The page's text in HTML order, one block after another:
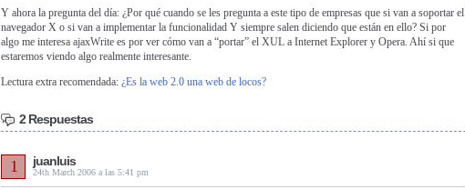
Y ahora la pregunta del día: ¿Por qué cuando se les pregunta a este tipo de empresas que si van a soportar el
navegador X o si van a implementar la funcionalidad Y siempre salen diciendo que están en ello? Si por
algo me interesa ajaxWrite es por ver cómo van a “portar” el XUL a Internet Explorer y Opera. Ahí si que
estaremos viendo algo realmente interesante.
Lectura extra recomendada: ¿Es la web 2.0 una web de locos?
2 Respuestas
juanluis
24th March 2006 a las 5:41 pm
1